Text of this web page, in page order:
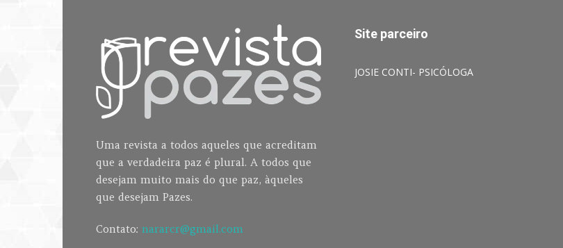
Uma revista a todos aqueles que acreditam
que a verdadeira paz é plural. A todos que
desejam muito mais do que paz, àqueles
que desejam Pazes.
Contato: nararcr@gmail.com
Site parceiro
JOSIE CONTI- PSICÓLOGA